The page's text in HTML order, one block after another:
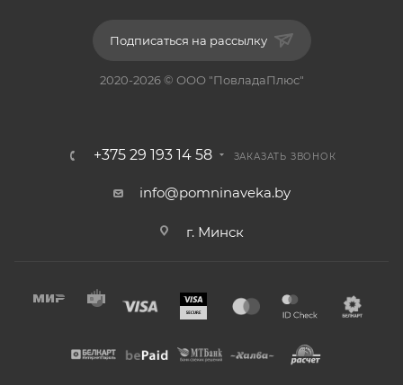
Подписаться на рассылку
2020-2026 © ООО "ПовладаПлюс"
+375 29 193 14 58 ЗАКАЗАТЬ ЗВОНОК
info@pomninaveka.by
г. Минск